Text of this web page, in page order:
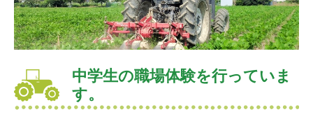
中学生の職場体験を行っていま
す。